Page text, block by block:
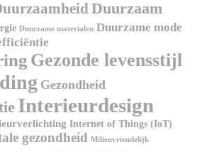
Duurzaam
Duurzame materialen Duurzame mode
Gezonde levensstijl
Gezondheid
Interieurdesign
Internet of Things (IoT)
gezondheid Milieuvriendelijk